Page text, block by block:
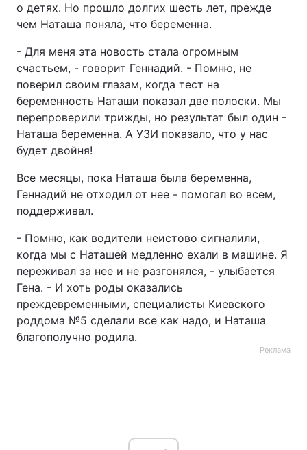
о детях. Но прошло долгих шесть лет, прежде
чем Наташа поняла, что беременна.
- Для меня эта новость стала огромным
счастьем, - говорит Геннадий. - Помню, не
поверил своим глазам, когда тест на
беременность Наташи показал две полоски. Мы
перепроверили трижды, но результат был один -
Наташа беременна. А УЗИ показало, что у нас
будет двойня!
Все месяцы, пока Наташа была беременна,
Геннадий не отходил от нее - помогал во всем,
поддерживал.
- Помню, как водители неистово сигналили,
когда мы с Наташей медленно ехали в машине. Я
переживал за нее и не разгонялся, - улыбается
Гена. - И хоть роды оказались
преждевременными, специалисты Киевского
роддома №5 сделали все как надо, и Наташа
благополучно родила.
Реклама